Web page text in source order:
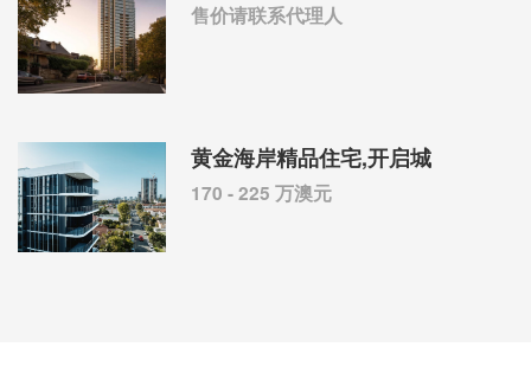
售价请联系代理人
黄金海岸精品住宅,开启城
170 - 225 万澳元